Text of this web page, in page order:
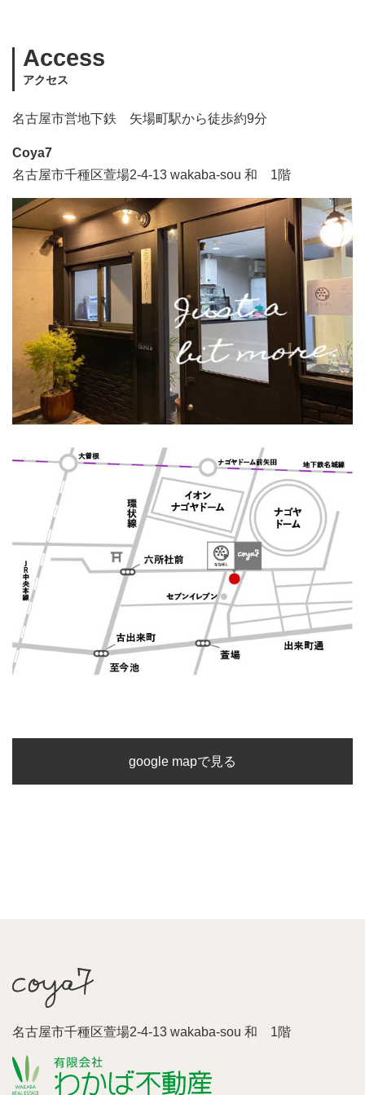
Access
アクセス
名古屋市営地下鉄 矢場町駅から徒歩約9分
Coya7
名古屋市千種区萱場2-4-13 wakaba-sou 和 1階
google mapで見る
名古屋市千種区萱場2-4-13 wakaba-sou 和 1階